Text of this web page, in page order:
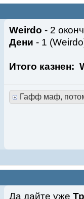
Weirdo - 2
Дени - 1
Итого казнен:
Гафф маф,
Да дайте уже